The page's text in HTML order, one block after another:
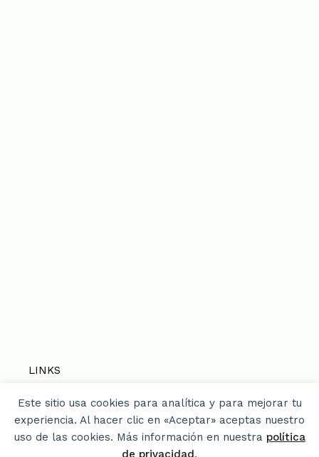
Este sitio usa cookies para analítica y para mejorar tu
experiencia. Al hacer clic en «Aceptar» aceptas nuestro
uso de las cookies. Más información en nuestra política
de privacidad.
LINKS
Home
Privacy Policy